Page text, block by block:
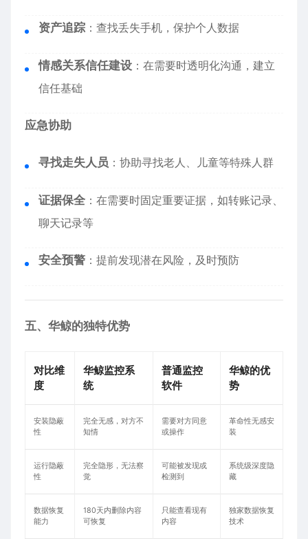
资产追踪 ：查找丢失手机，保护个人数据
情感关系信任建设 ：在需要时透明化沟通，建立
信任基础
应急协助
寻找走失人员 ：协助寻找老人、儿童等特殊人群
证据保全 ：在需要时固定重要证据，如转账记录、
聊天记录等
安全预警 ：提前发现潜在风险，及时预防
五、华鲸的独特优势
对比维
度
华鲸监控系
统
普通监控
软件
华鲸的优
势
安装隐蔽
性
完全无感，对方不
知情
需要对方同意
或操作
革命性无感安
装
运行隐蔽
性
完全隐形，无法察
觉
可能被发现或
检测到
系统级深度隐
藏
数据恢复
能力
180天内删除内容
可恢复
只能查看现有
内容
独家数据恢复
技术